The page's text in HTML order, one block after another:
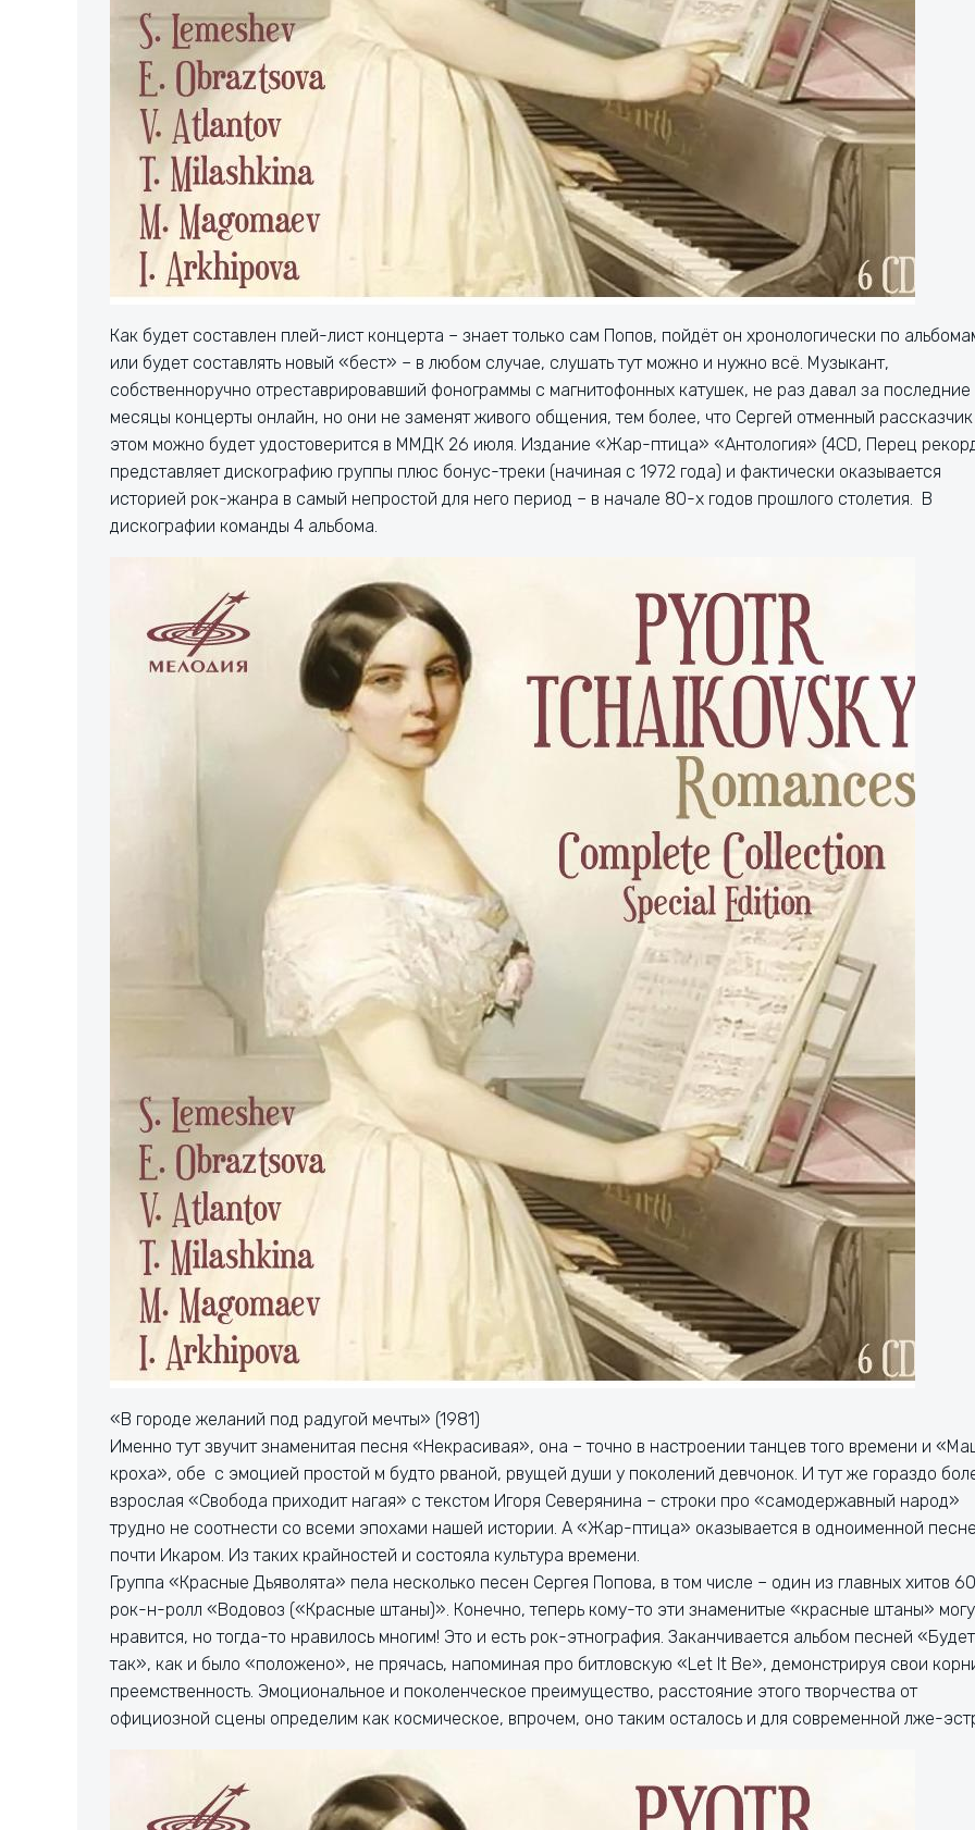
Как будет составлен плей-лист концерта – знает только сам Попов, пойдёт он хронологически по
или будет составлять новый «бест» – в любом случае, слушать тут можно и нужно всё. Музыкант,
собственноручно отреставрировавший фонограммы с магнитофонных катушек, не раз давал за последние
месяцы концерты онлайн, но они не заменят живого общения, тем более, что Сергей отменный рассказчик
этом можно будет удостоверится в ММДК 26 июля. Издание «Жар-птица» «Антология» (4CD, Перец
представляет дискографию группы плюс бонус-треки (начиная с 1972 года) и фактически оказывается
историей рок-жанра в самый непростой для него период – в начале 80-х годов прошлого столетия. В
дискографии команды 4 альбома.
«В городе желаний под радугой мечты» (1981)
Именно тут звучит знаменитая песня «Некрасивая», она – точно в настроении танцев того времени и
кроха», обе с эмоцией простой м будто рваной, рвущей души у поколений девчонок. И тут же гораздо
взрослая «Свобода приходит нагая» с текстом Игоря Северянина – строки про «самодержавный народ»
трудно не соотнести со всеми эпохами нашей истории. А «Жар-птица» оказывается в одноименной песне
почти Икаром. Из таких крайностей и состояла культура времени.
Группа «Красные Дьяволята» пела несколько песен Сергея Попова, в том числе – один из главных хитов
рок-н-ролл «Водовоз («Красные штаны)». Конечно, теперь кому-то эти знаменитые «красные штаны»
нравится, но тогда-то нравилось многим! Это и есть рок-этнография. Заканчивается альбом песней «Будет
так», как и было «положено», не прячась, напоминая про битловскую «Let It Be», демонстрируя свои
преемственность. Эмоциональное и поколенческое преимущество, расстояние этого творчества от
официозной сцены определим как космическое, впрочем, оно таким осталось и для современной лже-